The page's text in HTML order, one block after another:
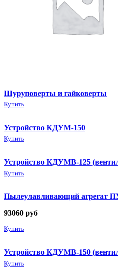
Шуруповерты и гайковерты
Купить
Устройство КДУМ-150
Купить
Устройство КДУМВ-125
Купить
Пылеулавливающий агрегат
93060 руб
Купить
Устройство КДУМВ-150
Купить